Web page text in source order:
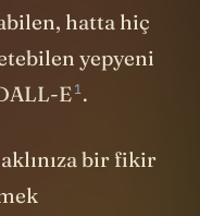
hatta hiç
yepyeni
E1.
bir fikir